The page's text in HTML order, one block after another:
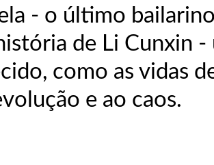
- o último
de Li Cunxin
como as vidas
e ao caos.